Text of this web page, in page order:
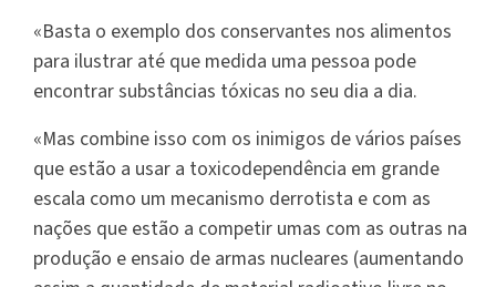
«Basta o exemplo dos conservantes nos alimentos
para ilustrar até que medida uma pessoa pode
encontrar substâncias tóxicas no seu dia a dia.
«Mas combine isso com os inimigos de vários países
que estão a usar a toxicodependência em grande
escala como um mecanismo derrotista e com as
nações que estão a competir umas com as outras na
produção e ensaio de armas nucleares (aumentando